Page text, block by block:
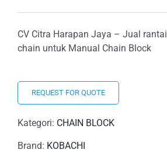
CV Citra Harapan Jaya – Jual
chain untuk Manual Chain Block
REQUEST FOR QUOTE
Kategori: CHAIN BLOCK
Brand: KOBACHI